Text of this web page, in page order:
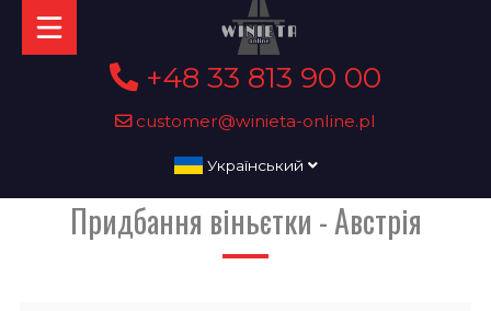
+48 33 813 90 00
customer@winieta-online.pl
Український
Придбання віньєтки - Австрія